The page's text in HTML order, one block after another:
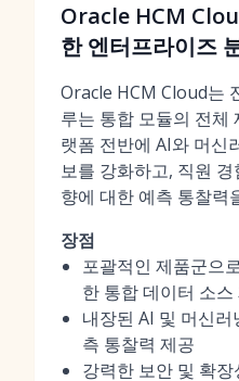
Oracle HCM
한 엔터프라이즈
Oracle HCM Cloud는
루는 통합 모듈의 전체
랫폼 전반에 AI와 머신
보를 강화하고, 직원
향에 대한 예측 통찰력
장점
포괄적인 제품군으
한 통합 데이터 소스
내장된 AI 및 머신
측 통찰력 제공
강력한 보안 및 확